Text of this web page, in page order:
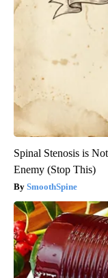
Spinal Stenosis is
Enemy (Stop This)
SmoothSpine